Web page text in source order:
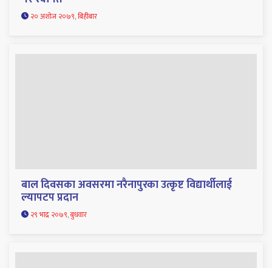
२० अशोज २०७९, बिहीबार
बाल दिवसका अवसरमा नरैनापुरका उत्कृष्ट विद्यार्थीलाई
ल्यापटप प्रदान
२९ भाद्र २०७९, बुधवार